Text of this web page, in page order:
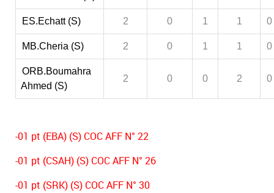
ES.Echatt (S) 2 0 1 1 0
MB.Cheria (S) 2 0 1 1 0
ORB.Boumahra
Ahmed (S)
2 0 0 2 0
-01 pt (EBA) (S) COC AFF N° 22
-01 pt (CSAH) (S) COC AFF N° 26
-01 pt (SRK) (S) COC AFF N° 30